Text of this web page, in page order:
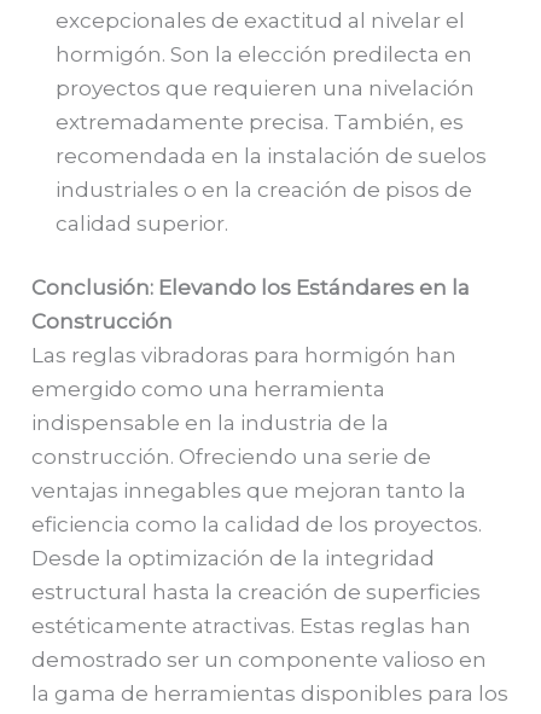
excepcionales de exactitud al nivelar el
hormigón. Son la elección predilecta en
proyectos que requieren una nivelación
extremadamente precisa. También, es
recomendada en la instalación de suelos
industriales o en la creación de pisos de
calidad superior.
Conclusión: Elevando los Estándares en la
Construcción
Las reglas vibradoras para hormigón han
emergido como una herramienta
indispensable en la industria de la
construcción. Ofreciendo una serie de
ventajas innegables que mejoran tanto la
eficiencia como la calidad de los proyectos.
Desde la optimización de la integridad
estructural hasta la creación de superficies
estéticamente atractivas. Estas reglas han
demostrado ser un componente valioso en
la gama de herramientas disponibles para los